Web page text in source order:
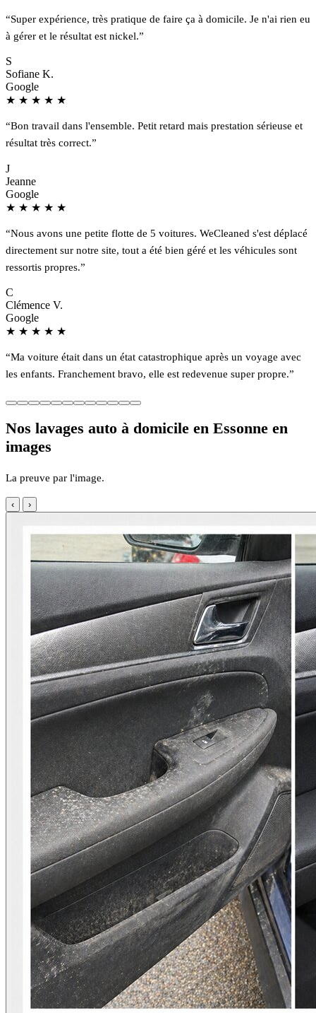
“Super expérience, très pratique de faire ça à domicile. Je n'ai rien eu
à gérer et le résultat est nickel.”
S
Sofiane K.
Google
★ ★ ★ ★ ★
“Bon travail dans l'ensemble. Petit retard mais prestation sérieuse et
résultat très correct.”
J
Jeanne
Google
★ ★ ★ ★ ★
“Nous avons une petite flotte de 5 voitures. WeCleaned s'est déplacé
directement sur notre site, tout a été bien géré et les véhicules sont
ressortis propres.”
C
Clémence V.
Google
★ ★ ★ ★ ★
“Ma voiture était dans un état catastrophique après un voyage avec
les enfants. Franchement bravo, elle est redevenue super propre.”
Nos lavages auto à domicile en Essonne en
images
La preuve par l'image.
‹ ›